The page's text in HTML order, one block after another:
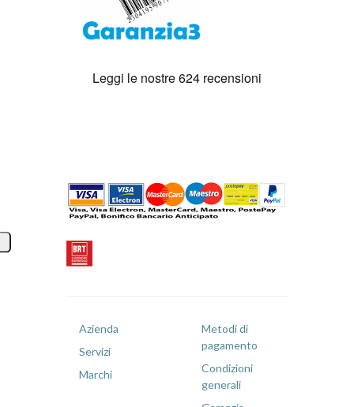
Azienda
Servizi
Marchi
Metodi di
pagamento
Condizioni
generali